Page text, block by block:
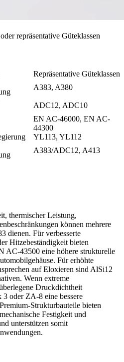
repräsentative Güteklassen
Repräsentative Güteklassen
A383, A380
ADC12, ADC10
EN AC-46000, EN AC-
44300
YL113, YL112
A383/ADC12, A413
thermischer Leistung,
können mehrere
dienen. Für verbesserte
Hitzebeständigkeit bieten
AC-43500 eine höhere strukturelle
Für erhöhte
auf Eloxieren sindAlSi12
Wenn extreme
Druckdichtheit
3 oderZA-8 eine bessere
Strukturbauteile bieten
Festigkeit und
unterstützen somit